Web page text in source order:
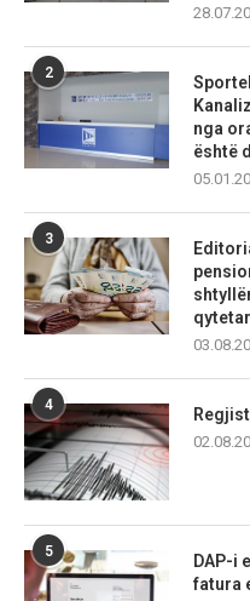
2
nga
është
3
4
5
DAP-i
fatura